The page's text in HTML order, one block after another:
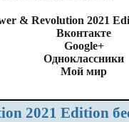
& Revolution 2021
Вконтакте
Google+
Одноклассники
Мой мир
2021 Edition